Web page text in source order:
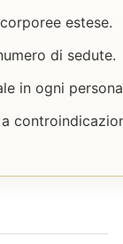
estese.
di sedute.
in ogni